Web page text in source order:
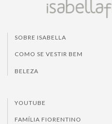
SOBRE ISABELLA
COMO SE VESTIR BEM
BELEZA
YOUTUBE
FAMÍLIA FIORENTINO